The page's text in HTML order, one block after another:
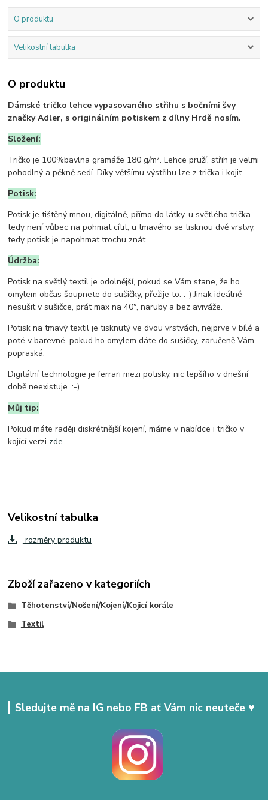
O produktu
Velikostní tabulka
O produktu
Dámské tričko lehce vypasovaného střihu s bočními švy
značky Adler, s originálním potiskem z dílny Hrdě nosím.
Složení:
Tričko je 100%bavlna gramáže 180 g/m². Lehce pruží, střih je velmi
pohodlný a pěkně sedí. Díky většímu výstřihu lze z trička i kojit.
Potisk:
Potisk je tištěný mnou, digitálně, přímo do látky, u světlého trička
tedy není vůbec na pohmat cítit, u tmavého se tisknou dvě vrstvy,
tedy potisk je napohmat trochu znát.
Údržba:
Potisk na světlý textil je odolnější, pokud se Vám stane, že ho
omylem občas šoupnete do sušičky, přežije to. :-) Jinak ideálně
nesušit v sušičce, prát max na 40°, naruby a bez aviváže.
Potisk na tmavý textil je tisknutý ve dvou vrstvách, nejprve v bílé a
poté v barevné, pokud ho omylem dáte do sušičky, zaručeně Vám
popraská.
Digitální technologie je ferrari mezi potisky, nic lepšího v dnešní
době neexistuje. :-)
Můj tip:
Pokud máte raději diskrétnější kojení, máme v nabídce i tričko v
kojící verzi zde.
Velikostní tabulka
rozměry produktu
Zboží zařazeno v kategoriích
Těhotenství/Nošení/Kojení/Kojicí korále
Textil
Sledujte mě na IG nebo FB ať Vám nic neuteče ♥